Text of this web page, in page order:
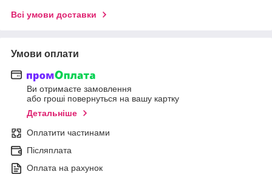
Всі умови доставки
Умови оплати
Ви отримаєте замовлення
або гроші повернуться на вашу картку
Детальніше
Оплатити частинами
Післяплата
Оплата на рахунок